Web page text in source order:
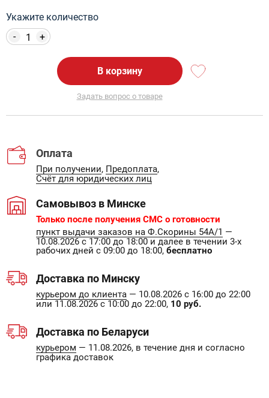
Укажите количество
+
-
В корзину
Задать вопрос о товаре
Оплата
При получении, Предоплата,
Счёт для юридических лиц
Самовывоз в Минске
Только после получения СМС о готовности
пункт выдачи заказов на Ф.Скорины 54А/1 —
10.08.2026 с 17:00 до 18:00 и далее в течении 3-х
рабочих дней с 09:00 до 18:00, бесплатно
Доставка по Минску
курьером до клиента — 10.08.2026 с 16:00 до 22:00
или 11.08.2026 с 10:00 до 22:00, 10 руб.
Доставка по Беларуси
курьером — 11.08.2026, в течение дня и согласно
графика доставок